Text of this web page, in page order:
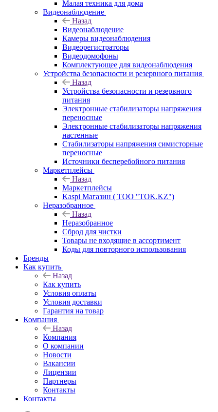
Малая техника для дома
Видеонаблюдение
Назад
Видеонаблюдение
Камеры видеонаблюдения
Видеорегистраторы
Видеодомофоны
Комплектующее для видеонаблюдения
Устройства безопасности и резервного питания
Назад
Устройства безопасности и резервного
питания
Электронные стабилизаторы напряжения
переносные
Электронные стабилизаторы напряжения
настенные
Стабилизаторы напряжения симисторные
переносные
Источники бесперебойного питания
Маркетплейсы
Назад
Маркетплейсы
Kaspi Магазин ( ТОО "TOK.KZ")
Неразобранное
Назад
Неразобранное
Сброд для чистки
Товары не входящие в ассортимент
Коды для повторного использования
Бренды
Как купить
Назад
Как купить
Условия оплаты
Условия доставки
Гарантия на товар
Компания
Назад
Компания
О компании
Новости
Вакансии
Лицензии
Партнеры
Контакты
Контакты